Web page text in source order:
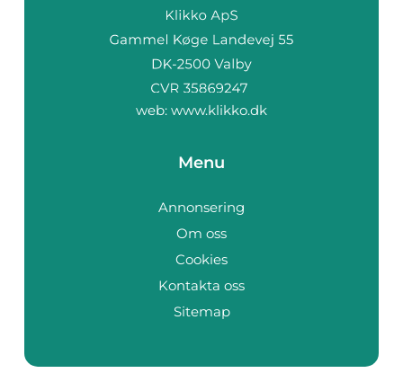
web: www.klikko.dk
Menu
Annonsering
Om oss
Cookies
Kontakta oss
Sitemap